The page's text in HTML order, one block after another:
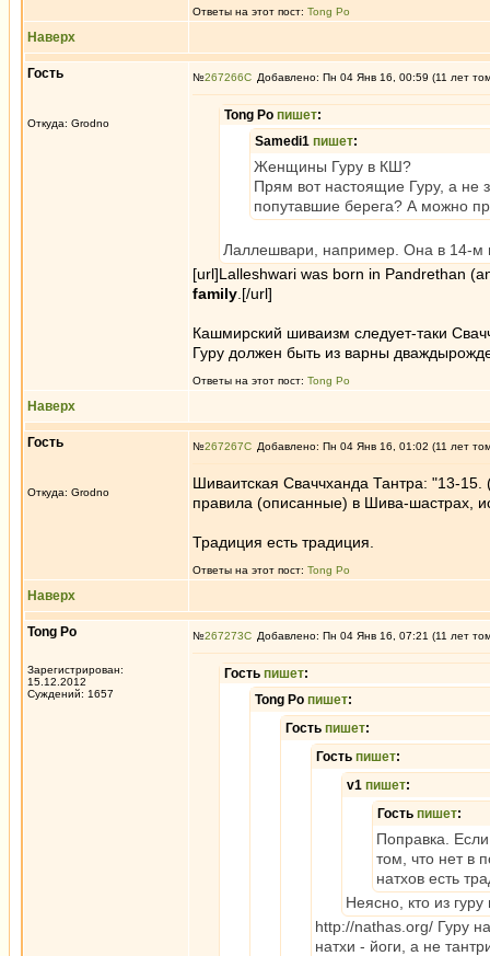
Ответы на этот пост: Tong Po
Наверх
Гость
Откуда: Grodno
№267266 Добавлено: Пн 04 Янв 16, 00:59 (11 лет
Tong Po пишет:
Samedi1 пишет:
Женщины Гуру в КШ?
Прям вот настоящие Гуру, а
попутавшие берега? А можно
Лаллешвари, например. Она в 14-м
[url]Lalleshwari was born in Pandrethan
family .[/url]
Кашмирский шиваизм следует-таки
Гуру должен быть из варны
Ответы на этот пост: Tong Po
Наверх
Гость
Откуда: Grodno
№267267 Добавлено: Пн 04 Янв 16, 01:02 (11 лет
Шиваитская Сваччханда Тантра: "13-
правила (описанные) в Шива-шастрах,
Традиция есть традиция.
Ответы на этот пост: Tong Po
Наверх
Tong Po
Зарегистрирован:
15.12.2012
Суждений: 1657
№267273 Добавлено: Пн 04 Янв 16, 07:21 (11 лет
Гость пишет:
Tong Po пишет:
Гость пишет:
Гость пишет:
v1 пишет:
Гость пишет:
Поправка.
том, что нет в
натхов есть
Неясно, кто из
http://nathas.org/ Гуру
натхи - йоги, а не